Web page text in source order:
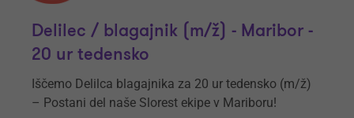
Delilec / blagajnik (m/ž) - Maribor -
20 ur tedensko
Iščemo Delilca blagajnika za 20 ur tedensko (m/ž)
– Postani del naše Slorest ekipe v Mariboru!